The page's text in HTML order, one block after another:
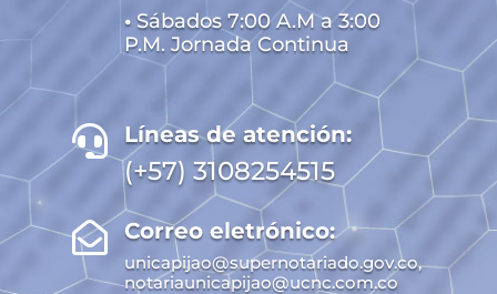
• Sábados 7:00 A.M a 3:00
P.M. Jornada Continua
 Líneas de atención:
(+57) 3108254515
 Correo eletrónico:
unicapijao@supernotariado.gov.co,
notariaunicapijao@ucnc.com.co